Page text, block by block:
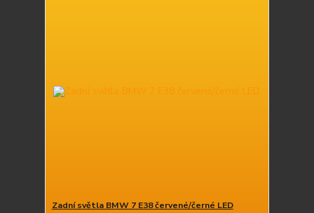
Zadní světla BMW 7 E38 červené/černé LED